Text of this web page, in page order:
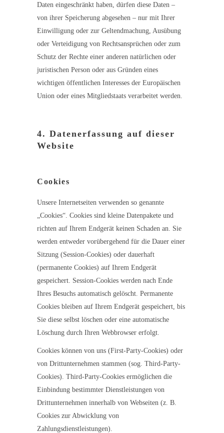
Daten eingeschränkt haben, dürfen diese Daten –
von ihrer Speicherung abgesehen – nur mit Ihrer
Einwilligung oder zur Geltendmachung, Ausübung
oder Verteidigung von Rechtsansprüchen oder zum
Schutz der Rechte einer anderen natürlichen oder
juristischen Person oder aus Gründen eines
wichtigen öffentlichen Interesses der Europäischen
Union oder eines Mitgliedstaats verarbeitet werden.
4. Datenerfassung auf dieser
Website
Cookies
Unsere Internetseiten verwenden so genannte
„Cookies“. Cookies sind kleine Datenpakete und
richten auf Ihrem Endgerät keinen Schaden an. Sie
werden entweder vorübergehend für die Dauer einer
Sitzung (Session-Cookies) oder dauerhaft
(permanente Cookies) auf Ihrem Endgerät
gespeichert. Session-Cookies werden nach Ende
Ihres Besuchs automatisch gelöscht. Permanente
Cookies bleiben auf Ihrem Endgerät gespeichert, bis
Sie diese selbst löschen oder eine automatische
Löschung durch Ihren Webbrowser erfolgt.
Cookies können von uns (First-Party-Cookies) oder
von Drittunternehmen stammen (sog. Third-Party-
Cookies). Third-Party-Cookies ermöglichen die
Einbindung bestimmter Dienstleistungen von
Drittunternehmen innerhalb von Webseiten (z. B.
Cookies zur Abwicklung von
Zahlungsdienstleistungen).